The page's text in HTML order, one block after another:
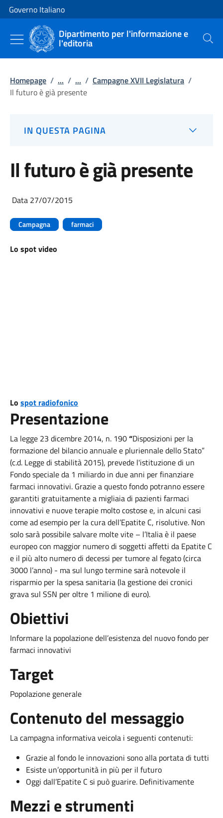
Vai al contenuto
Vai alla navigazione del sito
Governo Italiano
Dipartimento per l'informazione e
l'editoria Cerca
Homepage / ... / ... / Campagne XVII Legislatura /
Il futuro è già presente
IN QUESTA PAGINA
Il futuro è già presente
Data 27/07/2015
Campagna farmaci
Lo spot video
Lo spot radiofonico
Presentazione
La legge 23 dicembre 2014, n. 190“Disposizioni per la
formazione del bilancio annuale e pluriennale dello Stato”
(c.d. Legge di stabilità 2015), prevede l'istituzione di un
Fondo speciale da 1 miliardo in due anni per finanziare
farmaci innovativi. Grazie a questo fondo potranno essere
garantiti gratuitamente a migliaia di pazienti farmaci
innovativi e nuove terapie molto costose e, in alcuni casi
come ad esempio per la cura dell’Epatite C, risolutive. Non
solo sarà possibile salvare molte vite – l’Italia è il paese
europeo con maggior numero di soggetti affetti da Epatite C
e il più alto numero di decessi per tumore al fegato (circa
3000 l’anno) - ma sul lungo termine sarà notevole il
risparmio per la spesa sanitaria (la gestione dei cronici
grava sul SSN per oltre 1 milione di euro).
Obiettivi
Informare la popolazione dell’esistenza del nuovo fondo per
farmaci innovativi
Target
Popolazione generale
Contenuto del messaggio
La campagna informativa veicola i seguenti contenuti:
Grazie al fondo le innovazioni sono alla portata di tutti
Esiste un’opportunità in più per il futuro
Oggi dall’Epatite C si può guarire. Definitivamente
Mezzi e strumenti